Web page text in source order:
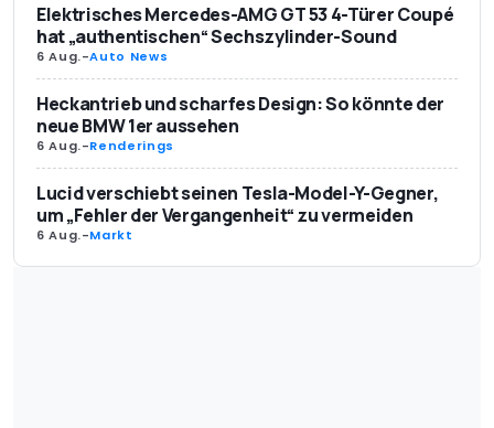
Elektrisches Mercedes-AMG GT 53 4-Türer Coupé
hat „authentischen“ Sechszylinder-Sound
6 Aug.-Auto News
Heckantrieb und scharfes Design: So könnte der
neue BMW 1er aussehen
6 Aug.-Renderings
Lucid verschiebt seinen Tesla-Model-Y-Gegner,
um „Fehler der Vergangenheit“ zu vermeiden
6 Aug.-Markt